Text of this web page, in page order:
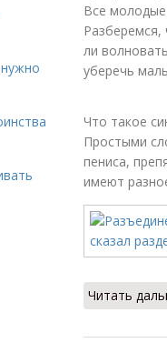
Все молодые
Разберемся,
ли
уберечь
Что такое
Простыми
пениса,
имеют
Читать